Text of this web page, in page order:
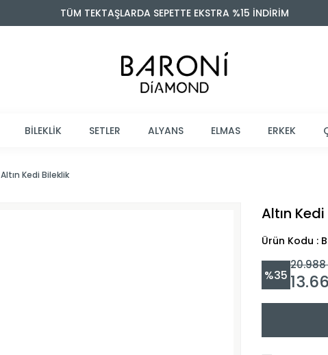
TÜM TEKTAŞLARDA SEPETTE EKSTRA %15 İNDİRİM
BİLEKLİK SETLER ALYANS ELMAS ERKEK
Altın Kedi Bileklik
Altın
Ürün Kodu :
%35
20.988